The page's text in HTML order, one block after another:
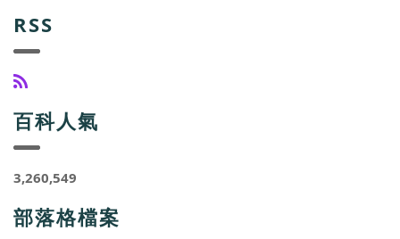
RSS
百科人氣
3,260,549
部落格檔案